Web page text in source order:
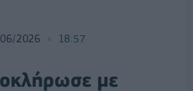
2026 18:57
με